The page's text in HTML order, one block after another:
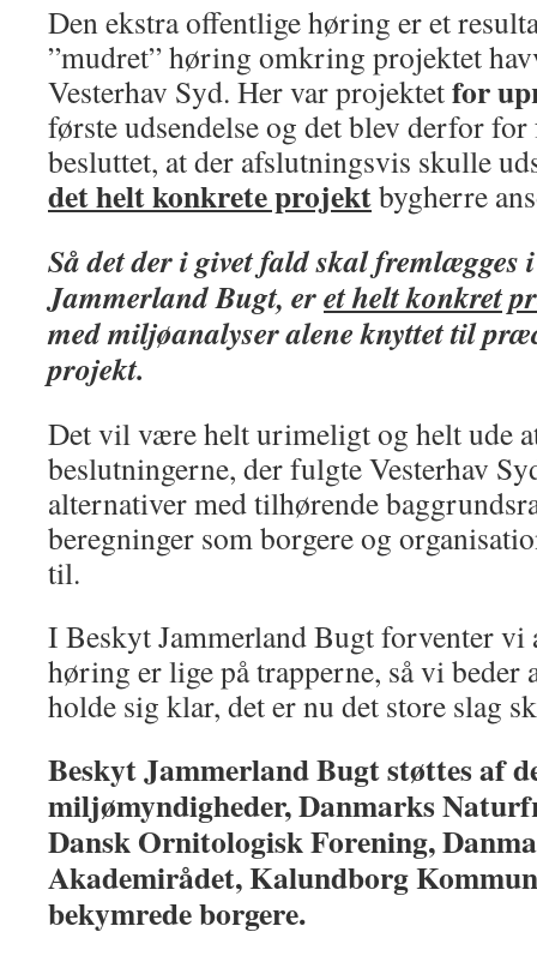
Den ekstra offentlige høring er et
”mudret” høring omkring projektet
Vesterhav Syd. Her var projektetfor
første udsendelse og det blev derfor
besluttet, at der afslutningsvis skulle
det helt konkrete projektbygherre
Så det der i givet fald skal fremlægges
Jammerland Bugt, eret helt konkret
med miljøanalyser alene knyttet til
projekt.
Det vil være helt urimeligt og helt ude
beslutningerne, der fulgte Vesterhav
alternativer med tilhørende
beregninger som borgere og
til.
I Beskyt Jammerland Bugt forventer vi
høring er lige på trapperne, så vi beder
holde sig klar, det er nu det store slag
Beskyt Jammerland Bugt støttes af
miljømyndigheder, Danmarks
Dansk Ornitologisk Forening,
Akademirådet, Kalundborg
bekymrede borgere.